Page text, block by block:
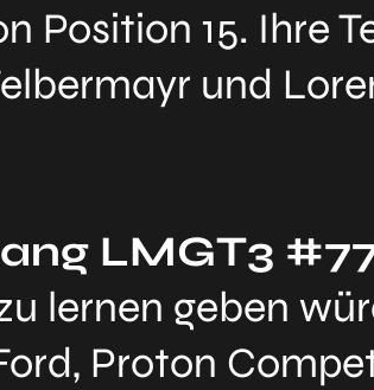
Position 15. Ihre
und
LMGT3
lernen geben
Proton